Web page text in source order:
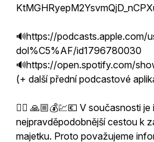
🔊https://podcasts.apple.com/
dol%C5%AF/id1796780030
🔊https://open.spotify.com/
(+ další přední podcastové
👍🏼 🙏🏼💰💹💶 V současnosti
nejpravděpodobnější cestou k
majetku. Proto považujeme